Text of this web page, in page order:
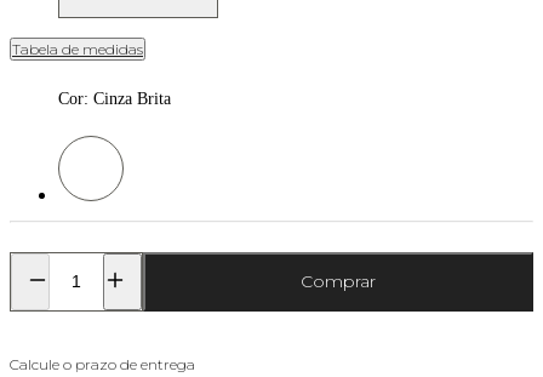
Tabela de medidas
Cor: Cinza Brita
Cor: Cinza Brita
Comprar
Calcule o prazo de entrega